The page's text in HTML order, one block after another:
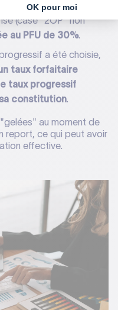
(case "2OP" non
au PFU de 30%.
a été choisie,
taux forfaitaire
taux progressif
constitution.
au moment de
report, ce qui peut avoir
effective.